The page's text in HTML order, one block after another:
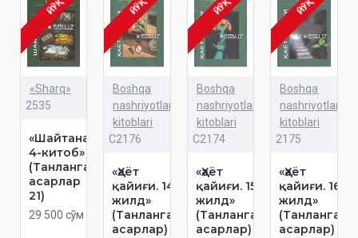
ЙЎҚ
«Sharq»
2535
«Шайтанат.
4-китоб»
(Танланган
асарлар
21)
29 500 сўм
ЙЎҚ
Boshqa
nashriyotlar
kitoblari
C2176
«Ҳаёт
қайиғи. 14-
жилд»
(Танланган
асарлар)
ЙЎҚ
Boshqa
nashriyotlar
kitoblari
C2174
«Ҳаёт
қайиғи. 15-
жилд»
(Танланган
асарлар)
ЙЎҚ
Boshqa
nashriyotlar
kitoblari
2175
«Ҳаёт
қайиғи. 16-
жилд»
(Танланган
асарлар)